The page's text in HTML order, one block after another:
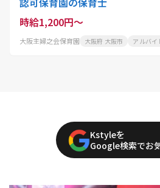
時給1,200円～
大阪主婦之会保育園 大阪府 大阪市 アルバイ
Kstyleを
Google検索でお